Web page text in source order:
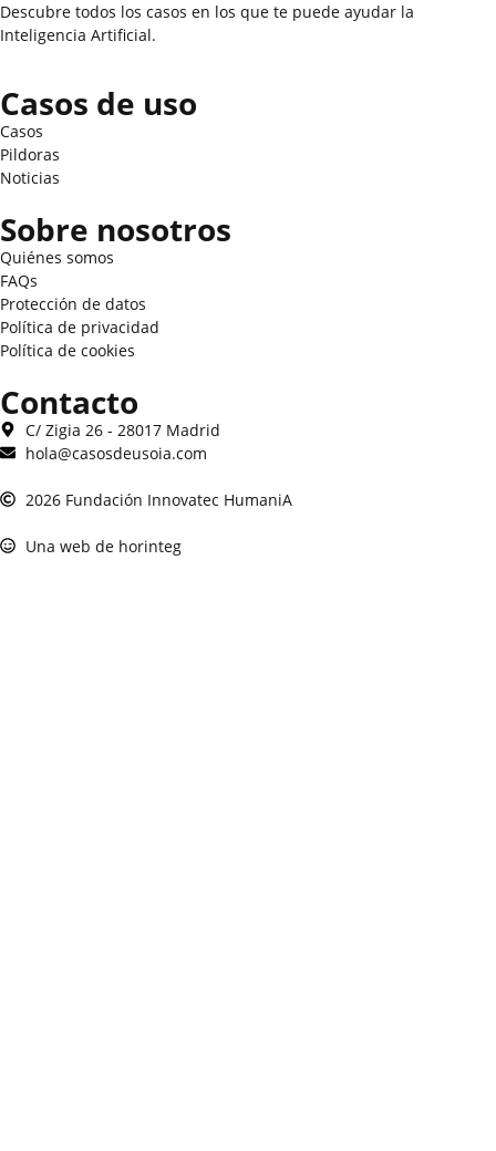
Descubre todos los casos en los que te puede ayudar la
Inteligencia Artificial.
Casos de uso
Casos
Pildoras
Noticias
Sobre nosotros
Quiénes somos
FAQs
Protección de datos
Política de privacidad
Política de cookies
Contacto
C/ Zigia 26 - 28017 Madrid
hola@casosdeusoia.com
2026 Fundación Innovatec HumaniA
Una web de horinteg